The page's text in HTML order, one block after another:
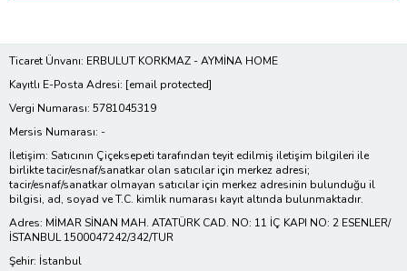
Ticaret Ünvanı: ERBULUT KORKMAZ - AYMİNA HOME
Kayıtlı E-Posta Adresi: [email protected]
Vergi Numarası: 5781045319
Mersis Numarası: -
İletişim: Satıcının Çiçeksepeti tarafından teyit edilmiş iletişim bilgileri ile
birlikte tacir/esnaf/sanatkar olan satıcılar için merkez adresi;
tacir/esnaf/sanatkar olmayan satıcılar için merkez adresinin bulunduğu il
bilgisi, ad, soyad ve T.C. kimlik numarası kayıt altında bulunmaktadır.
Adres: MİMAR SİNAN MAH. ATATÜRK CAD. NO: 11 İÇ KAPI NO: 2 ESENLER/
İSTANBUL 1500047242/342/TUR
Şehir: İstanbul